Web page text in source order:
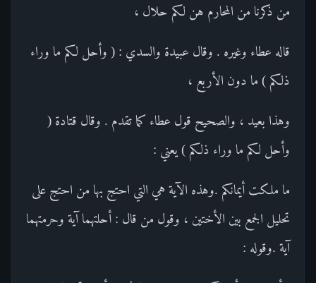
من ذكرنا من المحارم هن لكم حلال ،
قاله عطاء وغيره . وقال عبيدة والسدي : ( وأحل لكم ما وراء
ذلكم ) ما دون الأربع ،
وهذا بعيد ، والصحيح قول عطاء كما تقدم . وقال قتادة (
وأحل لكم ما وراء ذلكم ) يعني :
ما ملكت أيمانكم .وهذه الآية هي التي احتج بها من احتج على
تحليل الجمع بين الأختين ، وقول من قال : أحلتهما آية وحرمتهما
آية .وقوله :